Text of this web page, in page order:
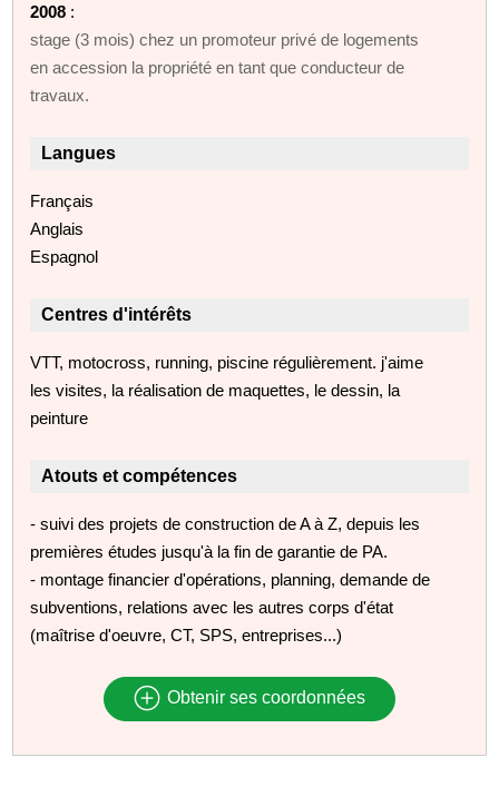
2008 :
stage (3 mois) chez un promoteur privé de logements
en accession la propriété en tant que conducteur de
travaux.
Langues
Français
Anglais
Espagnol
Centres d'intérêts
VTT, motocross, running, piscine régulièrement. j'aime
les visites, la réalisation de maquettes, le dessin, la
peinture
Atouts et compétences
- suivi des projets de construction de A à Z, depuis les
premières études jusqu'à la fin de garantie de PA.
- montage financier d'opérations, planning, demande de
subventions, relations avec les autres corps d'état
(maîtrise d'oeuvre, CT, SPS, entreprises...)
Obtenir ses coordonnées